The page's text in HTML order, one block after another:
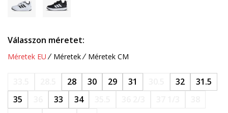
Válasszon méretet:
Méretek EU Méretek Méretek CM
28 30 29 31 32
31.5
35
33 34